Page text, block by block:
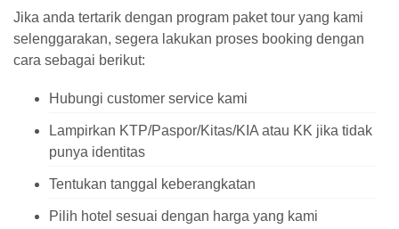
Jika anda tertarik dengan program paket tour yang kami
selenggarakan, segera lakukan proses booking dengan
cara sebagai berikut:
Hubungi customer service kami
Lampirkan KTP/Paspor/Kitas/KIA atau KK jika tidak
punya identitas
Tentukan tanggal keberangkatan
Pilih hotel sesuai dengan harga yang kami